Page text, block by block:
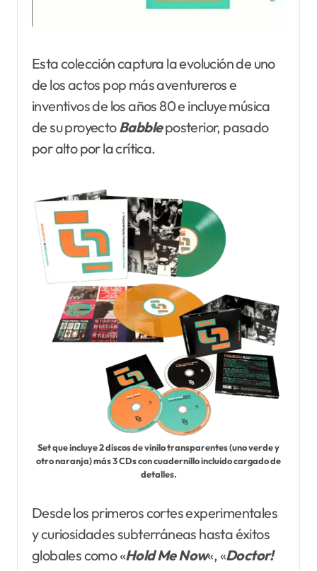
Esta colección captura la evolución de uno
de los actos pop más aventureros e
inventivos de los años 80 e incluye música
de su proyectoBabbleposterior, pasado
por alto por la crítica.
Set que incluye 2 discos de vinilo transparentes (uno verde y
otro naranja) más 3 CDs con cuadernillo incluido cargado de
detalles.
Desde los primeros cortes experimentales
y curiosidades subterráneas hasta éxitos
globales como «Hold Me Now«, «Doctor!